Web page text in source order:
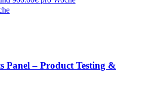
Panel – Product Testing &